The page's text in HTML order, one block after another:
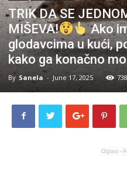
TRIK DA SE
MIŠEVA!
Ako
glodavcima u kući,
kako ga konačno
By Sanela - June 17, 2025
Oglasi -